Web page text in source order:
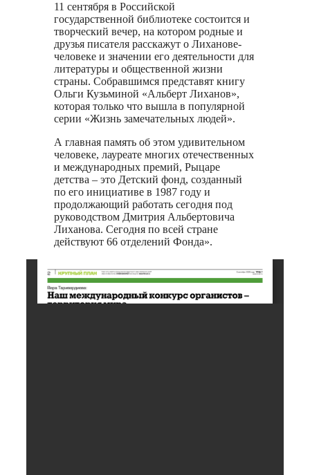
11 сентября в Российской
государственной библиотеке состоится и
творческий вечер, на котором родные и
друзья писателя расскажут о Лиханове-
человеке и значении его деятельности для
литературы и общественной жизни
страны. Собравшимся представят книгу
Ольги Кузьминой «Альберт Лиханов»,
которая только что вышла в популярной
серии «Жизнь замечательных людей».
А главная память об этом удивительном
человеке, лауреате многих отечественных
и международных премий, Рыцаре
детства – это Детский фонд, созданный
по его инициативе в 1987 году и
продолжающий работать сегодня под
руководством Дмитрия Альбертовича
Лиханова. Сегодня по всей стране
действуют 66 отделений Фонда».